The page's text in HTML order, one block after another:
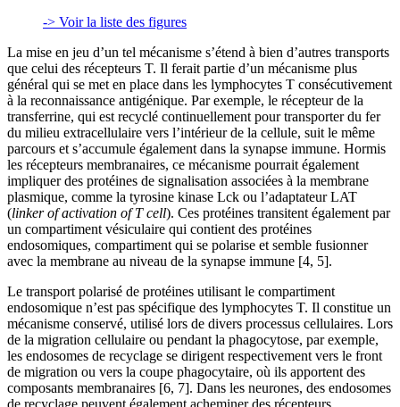
-> Voir la liste des figures
La mise en jeu d’un tel mécanisme s’étend à bien d’autres transports
que celui des récepteurs T. Il ferait partie d’un mécanisme plus
général qui se met en place dans les lymphocytes T consécutivement
à la reconnaissance antigénique. Par exemple, le récepteur de la
transferrine, qui est recyclé continuellement pour transporter du fer
du milieu extracellulaire vers l’intérieur de la cellule, suit le même
parcours et s’accumule également dans la synapse immune. Hormis
les récepteurs membranaires, ce mécanisme pourrait également
impliquer des protéines de signalisation associées à la membrane
plasmique, comme la tyrosine kinase Lck ou l’adaptateur LAT
(linker of activation of T cell). Ces protéines transitent également par
un compartiment vésiculaire qui contient des protéines
endosomiques, compartiment qui se polarise et semble fusionner
avec la membrane au niveau de la synapse immune [4, 5].
Le transport polarisé de protéines utilisant le compartiment
endosomique n’est pas spécifique des lymphocytes T. Il constitue un
mécanisme conservé, utilisé lors de divers processus cellulaires. Lors
de la migration cellulaire ou pendant la phagocytose, par exemple,
les endosomes de recyclage se dirigent respectivement vers le front
de migration ou vers la coupe phagocytaire, où ils apportent des
composants membranaires [6, 7]. Dans les neurones, des endosomes
de recyclage peuvent également acheminer des récepteurs